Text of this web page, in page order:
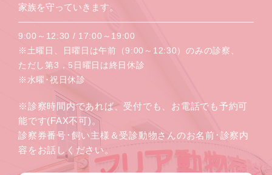
家族を守っていきます。
9:00～12:30 / 17:00～19:00
※土曜日、日曜日は午前（9:00～12:30）のみの診察、
ただし第3，5日曜日は終日休診
※水曜･祝日休診
※診察時間内であれば、受付でも、お電話でも予約可
能です(FAX不可)。
診察券番号･飼い主様＆受診動物さんのお名前･診察内
容をお話しください。